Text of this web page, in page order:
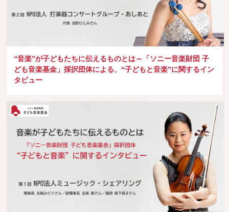
“音楽”が子どもたちに伝えるものとは～「ソニー音楽財団 子
ども音楽基金」採択団体による、“子どもと音楽”に関するイン
タビュー